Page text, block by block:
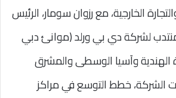
الخارجية، مع رزوان سومار، الرئيس
لشركة دي بي ورلد (موانئ دبي
الهندية وآسيا الوسطى والمشرق
الشركة، خطط التوسع في مراكز